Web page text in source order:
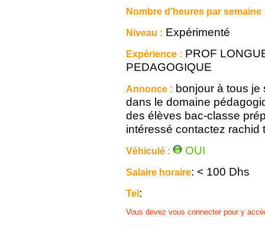
Nombre d'heures par semaine
Niveau : Expérimenté
Expérience : PROF
PEDAGOGIQUE
Annonce : bonjour à tous je
dans le domaine
des élèves bac-classe
intéressé contactez rachid
Véhiculé : OUI
Salaire horaire: < 100 Dhs
Tel:
Vous devez vous connecter pour y